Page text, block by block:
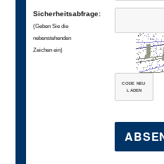
Sicherheitsabfrage:
(Geben Sie die
nebenstehenden
Zeichen ein)
CODE NEU
LADEN